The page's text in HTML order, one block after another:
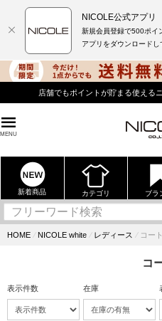
店舗でもポイントが貯まる使える
MENU
新着商品 カテゴリ ブラ
HOME ⁄ NICOLE white ⁄ レディース ⁄ コート
コ
表示件数 在庫
NICOLE公式アプリ
新規会員登録で500ポイ
アプリをダウンロードし